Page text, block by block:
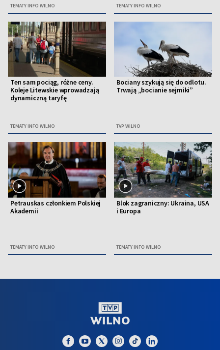
TEMATY INFO WILNO TEMATY INFO WILNO
Ten sam pociąg, różne ceny.
Koleje Litewskie wprowadzają
dynamiczną taryfę
TEMATY INFO WILNO
Bociany szykują się do odlotu.
Trwają „bocianie sejmiki”
TVP WILNO
Petrauskas członkiem Polskiej
Akademii
TEMATY INFO WILNO
Blok zagraniczny: Ukraina, USA
i Europa
TEMATY INFO WILNO